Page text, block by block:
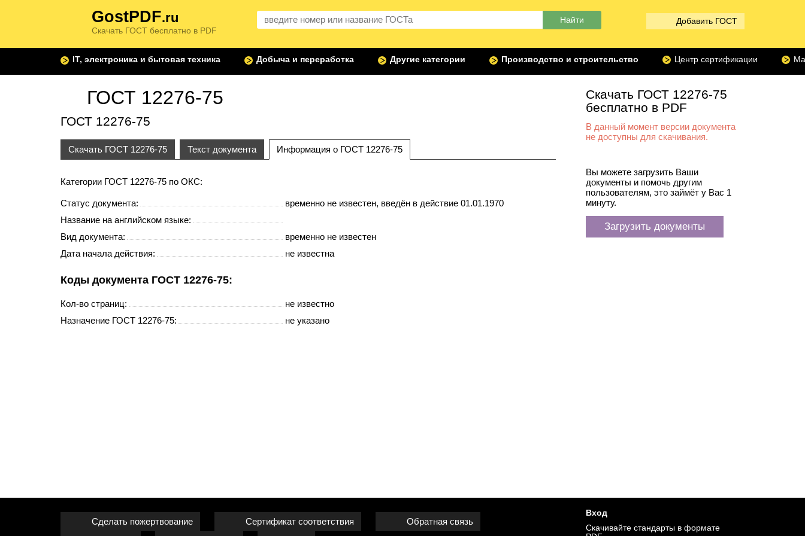
GostPDF.ru
Скачать ГОСТ бесплатно в PDF
Добавить ГОСТ
IT, электроника и бытовая техника Добыча и переработка Другие категории Производство и строительство Центр сертификации
ГОСТ 12276-75
ГОСТ 12276-75
Скачать ГОСТ 12276-75 Текст документа Информация о ГОСТ 12276-75
Категории ГОСТ 12276-75 по ОКС:
Статус документа: временно не известен, введён в действие 01.01.1970
Название на английском языке:
Вид документа:
временно не известен
Дата начала действия:
не известна
Коды документа ГОСТ 12276-75:
Кол-во страниц:
не известно
Назначение ГОСТ 12276-75:
не указано
Скачать ГОСТ 12276-75
бесплатно в PDF
В данный момент версии документа
не доступны для скачивания.
Вы можете загрузить Ваши
документы и помочь другим
пользователям, это займёт у Вас 1
минуту.
Загрузить документы
Сделать пожертвование Сертификат соответствия
Обратная связь
Вход
Cкачивайте стандарты в формате